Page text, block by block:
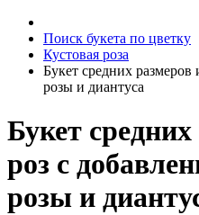
Поиск букета по цветку
Кустовая роза
Букет средних размеров
розы и диантуса
Букет
роз c
розы и